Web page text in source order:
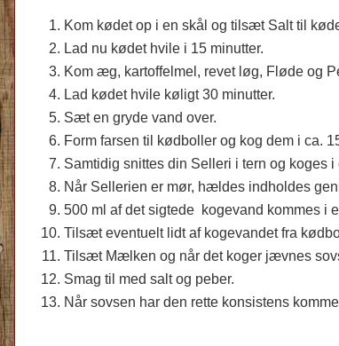
Kom kødet op i en skål og tilsæt Salt til
Lad nu kødet hvile i 15 minutter.
Kom æg, kartoffelmel, revet løg, Fløde og
Lad kødet hvile køligt 30 minutter.
Sæt en gryde vand over.
Form farsen til kødboller og kog dem i ca.
Samtidig snittes din Selleri i tern og koges
Når Sellerien er mør, hældes indholdes
500 ml af det sigtede kogevand kommes i
Tilsæt eventuelt lidt af kogevandet fra
Tilsæt Mælken og når det koger jævnes
Smag til med salt og peber.
Når sovsen har den rette konsistens